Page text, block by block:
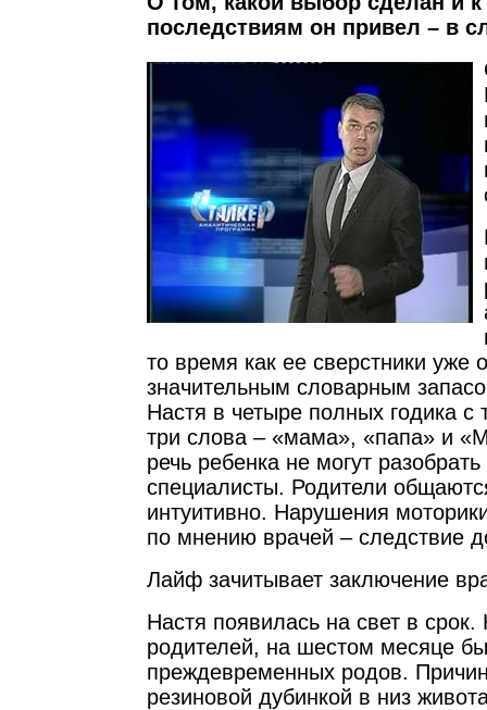
последствиям он привел – в
то время как ее сверстники уже
значительным словарным
Настя в четыре полных годика с
три слова – «мама», «папа» и
речь ребенка не могут
специалисты. Родители
интуитивно. Нарушения
по мнению врачей – следствие
Лайф зачитывает заключение
Настя появилась на свет в
родителей, на шестом месяце
преждевременных родов.
резиновой дубинкой в низ